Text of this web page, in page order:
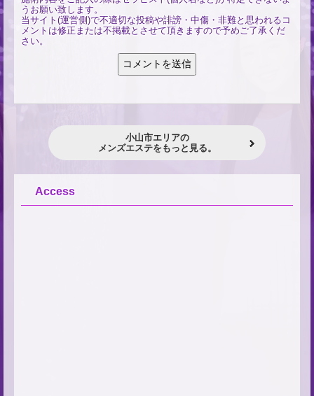
うお願い致します。
当サイト(運営側)で不適切な投稿や誹謗・中傷・非難と思われるコ
メントは修正または不掲載とさせて頂きますので予めご了承くだ
さい。
小山市エリアの
メンズエステをもっと見る。
Access